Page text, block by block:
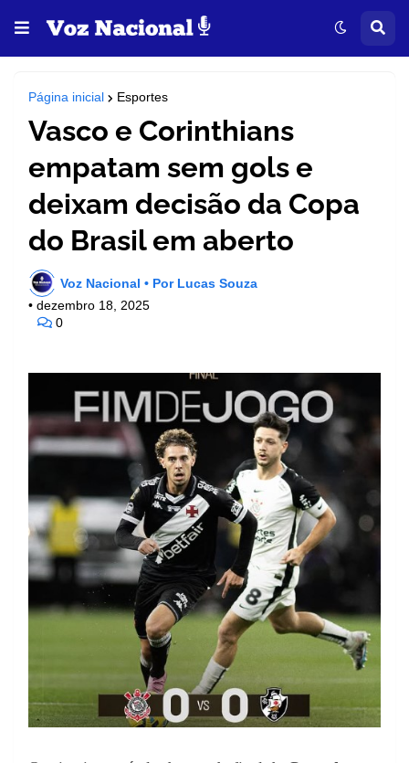
Página inicial Esportes
Vasco e Corinthians
empatam sem gols e
deixam decisão da Copa
do Brasil em aberto
Voz Nacional • Por Lucas Souza
• dezembro 18, 2025
0